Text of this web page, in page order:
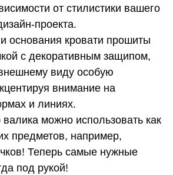
от стилистики вашего
проекта.
основания кровати прошиты
с декоративным защипом,
виду особую
внимание на
и линиях.
можно использовать как
предметов, например,
Теперь самые нужные
под рукой!